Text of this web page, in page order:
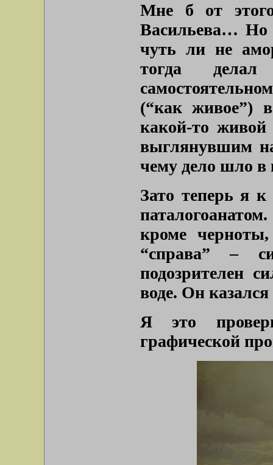
Мне б от этого
Васильева… Но
чуть ли не
тогда
(“как живое”)
какой-то живой
выглянувшим
чему дело шло в
Зато теперь я
кроме
“справа” –
подозрителен
воде. Он
Я это
графической